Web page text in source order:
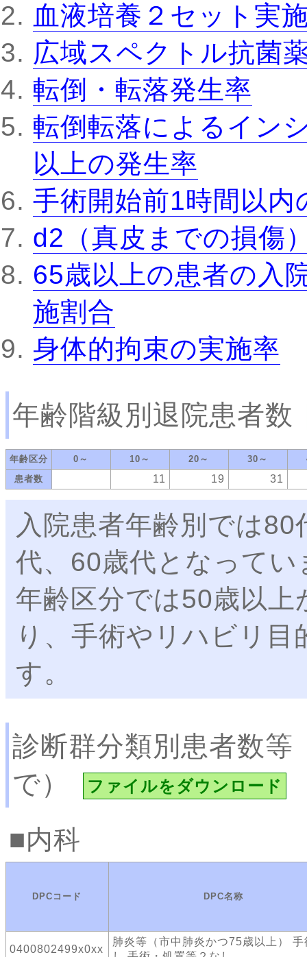
血液培養２セット実
広域スペクトル抗菌
転倒・転落発生率
転倒転落によるイン
以上の発生率
手術開始前1時間以
d2（真皮までの損傷
65歳以上の患者の入
施割合
身体的拘束の実施率
年齢階級別退院患者数
年齢区分 0～ 10～ 20～ 30～
患者数
11 19 31
入院患者年齢別では
代、60歳代となってい
年齢区分では50歳以
り、手術やリハビリ
す。
診断群分類別患者数等
で）
ファイルをダウンロード
内科
DPCコード DPC名称
0400802499x0xx
肺炎等（市中肺炎かつ75歳以上） 手